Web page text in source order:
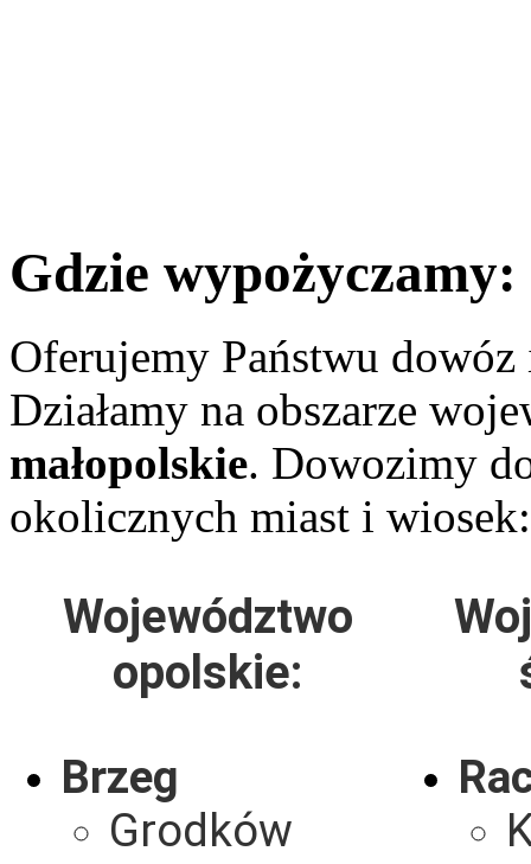
Gdzie wypożyczamy:
Oferujemy Państwu
Działamy na obszarze
małopolskie. Dowozimy
okolicznych miast i wiosek:
Województwo
opolskie:
Brzeg
Grodków